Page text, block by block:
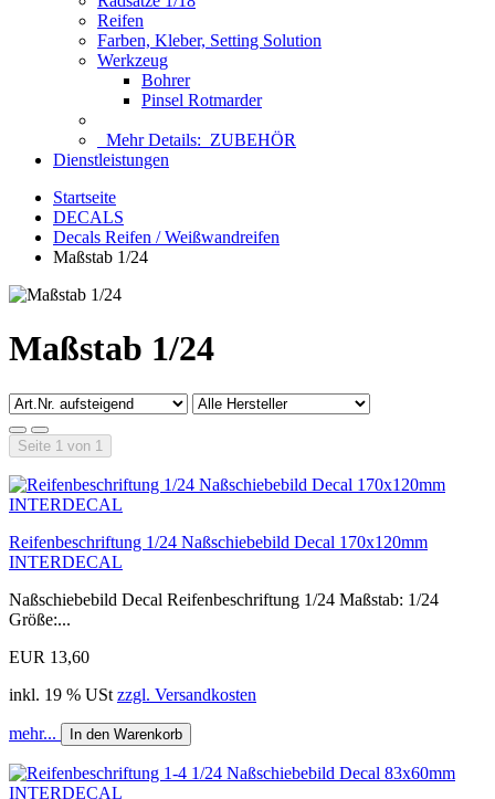
Reifen
Farben, Kleber, Setting Solution
Werkzeug
Bohrer
Pinsel Rotmarder
Mehr Details: ZUBEHÖR
Dienstleistungen
Startseite
DECALS
Decals Reifen / Weißwandreifen
Maßstab 1/24
Maßstab 1/24
Seite 1 von 1
Reifenbeschriftung 1/24 Naßschiebebild Decal 170x120mm
INTERDECAL
Naßschiebebild Decal Reifenbeschriftung 1/24 Maßstab: 1/24
Größe:...
EUR 13,60
inkl. 19 % USt zzgl. Versandkosten
mehr... In den Warenkorb